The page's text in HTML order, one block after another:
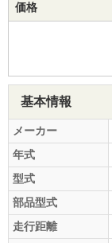
価格
基本情報
メーカー
年式
型式
部品型式
走行距離